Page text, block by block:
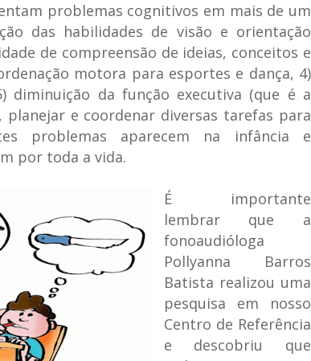
problemas cognitivos em mais de um
das habilidades de visão e orientação
de compreensão de ideias, conceitos e
motora para esportes e dança, 4)
diminuição da função executiva (que é a
planejar e coordenar diversas tarefas para
problemas aparecem na infância e
por toda a vida.
É importante
lembrar que a
fonoaudióloga
Pollyanna Barros
Batista realizou uma
pesquisa em nosso
Centro de Referência
e descobriu que